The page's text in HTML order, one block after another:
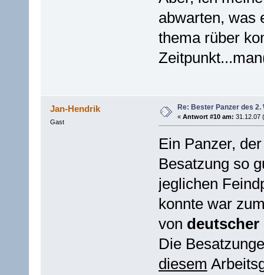
abwarten, was
thema rüber
Jan-Hendrik
Gast
Re: Bester Panzer des 2.
« Antwort #10 am: 31.12.07
Ein Panzer,
Besatzung so
jeglichen
konnte war
von deutscher
Die
diesem